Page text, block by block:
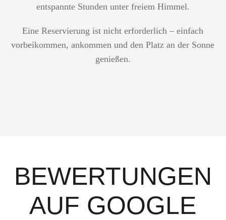
entspannte Stunden unter freiem Himmel.
Eine Reservierung ist nicht erforderlich – einfach
vorbeikommen, ankommen und den Platz an der Sonne
genießen.
BEWERTUNGEN
AUF GOOGLE